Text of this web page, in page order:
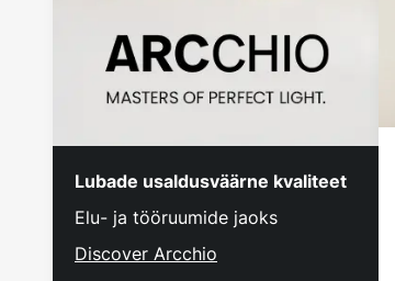
Lubade usaldusväärne kvaliteet
Elu- ja tööruumide jaoks
Discover Arcchio